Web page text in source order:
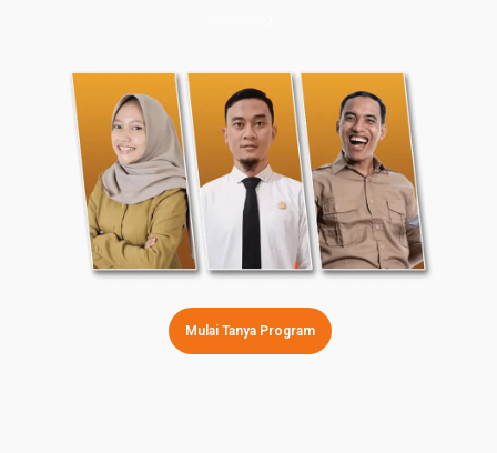
Mulai Tanya Program